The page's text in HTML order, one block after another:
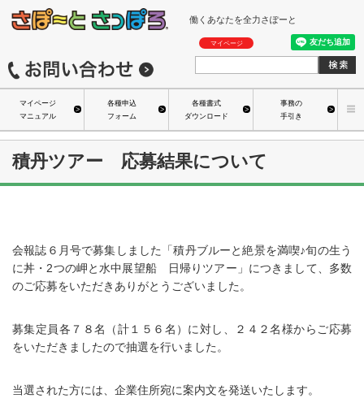
働くあなたを全力さぽーと
マイページ
マイページ
マニュアル
各種申込
フォーム
各種書式
ダウンロード
事務の
手引き
積丹ツアー 応募結果について
会報誌６月号で募集しました「積丹ブルーと絶景を満喫♪旬の生う
に丼・2つの岬と水中展望船 日帰りツアー」につきまして、多数
のご応募をいただきありがとうございました。
募集定員各７８名（計１５６名）に対し、２４２名様からご応募
をいただきましたので抽選を行いました。
当選された方には、企業住所宛に案内文を発送いたします。